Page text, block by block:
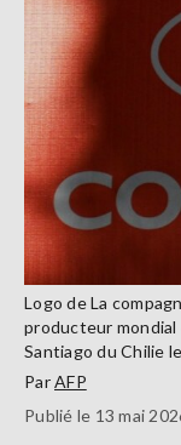
Logo de La
producteur mondial
Santiago du Chilie
ParAFP
Publié le 13 mai